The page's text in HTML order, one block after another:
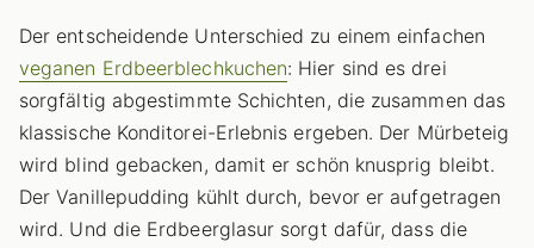
Der entscheidende Unterschied zu einem einfachen
veganen Erdbeerblechkuchen: Hier sind es drei
sorgfältig abgestimmte Schichten, die zusammen das
klassische Konditorei-Erlebnis ergeben. Der Mürbeteig
wird blind gebacken, damit er schön knusprig bleibt.
Der Vanillepudding kühlt durch, bevor er aufgetragen
wird. Und die Erdbeerglasur sorgt dafür, dass die